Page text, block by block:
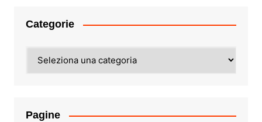
Categorie
Pagine